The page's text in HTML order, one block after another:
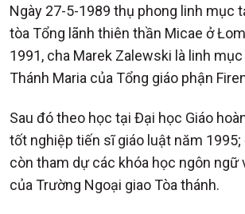
Ngày 27-5-1989 thụ phong linh mục
tòa Tổng lãnh thiên thần Micae ở
1991, cha Marek Zalewski là linh
Thánh Maria của Tổng giáo phận
Sau đó theo học tại Đại học Giáo
tốt nghiệp tiến sĩ giáo luật năm
còn tham dự các khóa học ngôn ngữ
của Trường Ngoại giao Tòa thánh.